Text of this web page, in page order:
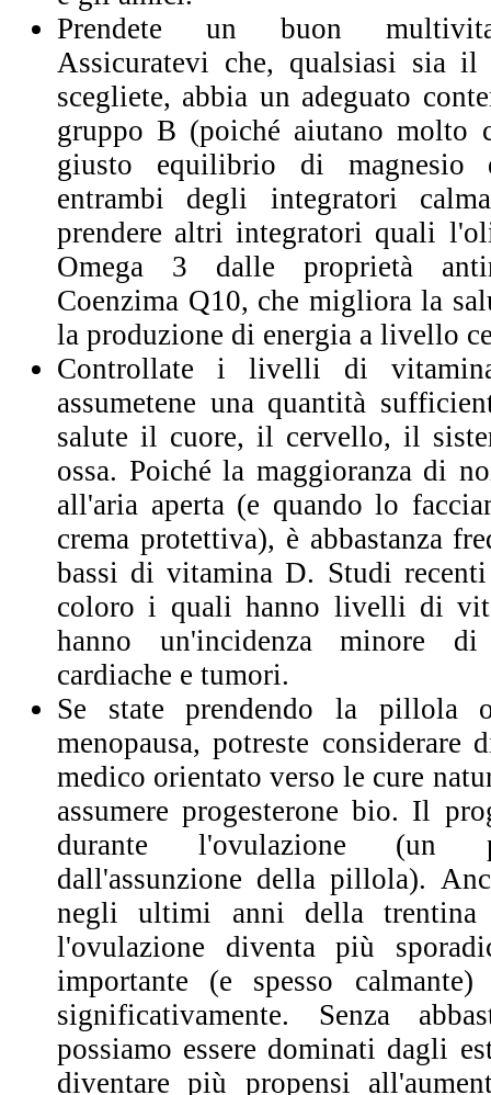
Prendete un buon
Assicuratevi che, qualsiasi sia
scegliete, abbia un adeguato
gruppo B (poiché aiutano molto
giusto equilibrio di magnesio
entrambi degli integratori
prendere altri integratori quali
Omega 3 dalle proprietà
Coenzima Q10, che migliora la
la produzione di energia a livello
Controllate i livelli di
assumetene una quantità
salute il cuore, il cervello, il
ossa. Poiché la maggioranza di
all'aria aperta (e quando lo
crema protettiva), è abbastanza
bassi di vitamina D. Studi
coloro i quali hanno livelli di
hanno un'incidenza minore di
cardiache e tumori.
Se state prendendo la pillola
menopausa, potreste
medico orientato verso le cure
assumere progesterone bio. Il
durante l'ovulazione (un
dall'assunzione della pillola).
negli ultimi anni della trentina
l'ovulazione diventa più
importante (e spesso
significativamente. Senza
possiamo essere dominati dagli
diventare più propensi